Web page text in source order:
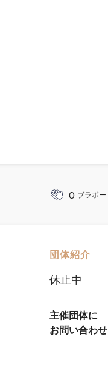
0 ブラボー
団体紹介
休止中
主催団体に
お問い合わせ